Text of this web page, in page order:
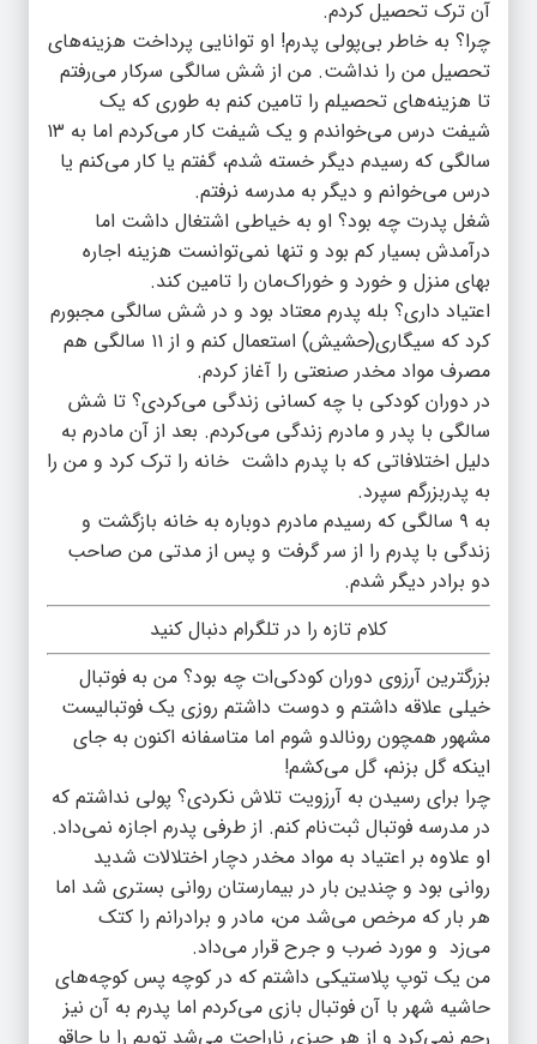
آن ترک تحصیل کردم.
چرا؟ به خاطر بی‌پولی پدرم! او توانایی پرداخت هزینه‌های
تحصیل من را نداشت. من از شش سالگی سرکار می‌رفتم
تا هزینه‌های تحصیلم را تامین کنم به طوری که یک
شیفت درس می‌خواندم و یک شیفت کار می‌کردم اما به ۱۳
سالگی که رسیدم دیگر خسته شدم، گفتم یا کار می‌کنم یا
درس می‌خوانم و دیگر به مدرسه نرفتم.
شغل پدرت چه بود؟ او به خیاطی اشتغال داشت اما
درآمدش بسیار کم بود و تنها نمی‌توانست هزینه اجاره
بهای منزل و خورد و خوراک‌مان را تامین کند.
اعتیاد داری؟ بله پدرم معتاد بود و در شش سالگی مجبورم
کرد که سیگاری(حشیش) استعمال کنم و از ۱۱ سالگی هم
مصرف مواد مخدر صنعتی را آغاز کردم.
در دوران کودکی با چه کسانی زندگی می‌کردی؟ تا شش
سالگی با پدر و مادرم زندگی می‌کردم. بعد از آن مادرم به
دلیل اختلافاتی که با پدرم داشت خانه را ترک کرد و من را
به پدربزرگم سپرد.
به ۹ سالگی که رسیدم مادرم دوباره به خانه بازگشت و
زندگی با پدرم را از سر گرفت و پس از مدتی من صاحب
دو برادر دیگر شدم.
کلام تازه را در تلگرام دنبال کنید
بزرگترین آرزوی دوران کودکی‌ات چه بود؟ من به فوتبال
خیلی علاقه داشتم و دوست داشتم روزی یک فوتبالیست
مشهور همچون رونالدو شوم اما متاسفانه اکنون به جای
اینکه گل بزنم، گل می‌کشم!
چرا برای رسیدن به آرزویت تلاش نکردی؟ پولی نداشتم که
در مدرسه فوتبال ثبت‌نام کنم. از طرفی پدرم اجازه نمی‌داد.
او علاوه بر اعتیاد به مواد مخدر دچار اختلالات شدید
روانی بود و چندین بار در بیمارستان روانی بستری شد اما
هر بار که مرخص می‌شد من، مادر و برادرانم را کتک
می‌زد و مورد ضرب و جرح قرار می‌داد.
من یک توپ پلاستیکی داشتم که در کوچه پس کوچه‌های
حاشیه شهر با آن فوتبال بازی می‌کردم اما پدرم به آن نیز
رحم نمی‌کرد و از هر چیزی ناراحت می‌شد توپم را با چاقو